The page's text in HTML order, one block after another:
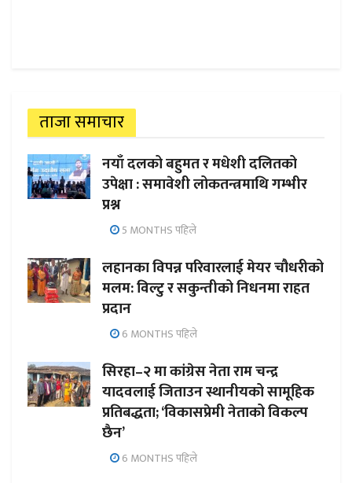
ताजा समाचार
नयाँ दलको बहुमत र मधेशी दलितको
उपेक्षा : समावेशी लोकतन्त्रमाथि गम्भीर
प्रश्न
5 MONTHS पहिले
लहानका विपन्न परिवारलाई मेयर चौधरीको
मलम: विल्टु र सकुन्तीको निधनमा राहत
प्रदान
6 MONTHS पहिले
सिरहा–२ मा कांग्रेस नेता राम चन्द्र
यादवलाई जिताउन स्थानीयको सामूहिक
प्रतिबद्धता; ‘विकासप्रेमी नेताको विकल्प
छैन’
6 MONTHS पहिले